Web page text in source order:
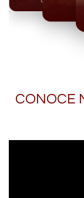
Olmecas
CONOCE